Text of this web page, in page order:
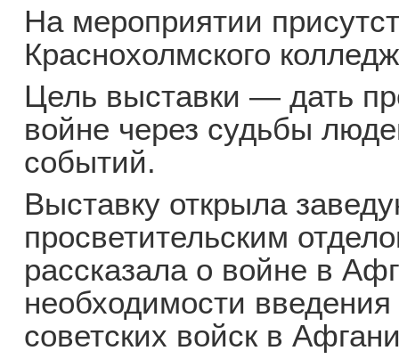
На мероприятии
Краснохолмского
Цель выставки — дать
войне через судьбы
событий.
Выставку открыла
просветительским
рассказала о войне в
необходимости введения
советских войск в